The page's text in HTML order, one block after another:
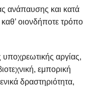
ανάπαυσης και κατά
οιονδήποτε τρόπο
υποχρεωτικής αργίας,
εμπορική
δραστηριότητα,